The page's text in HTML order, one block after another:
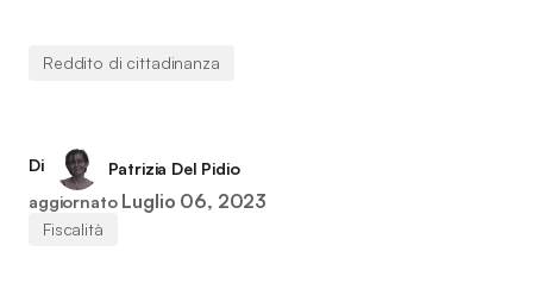
Reddito di cittadinanza
Di
Patrizia Del Pidio
aggiornato Luglio 06, 2023
Fiscalità